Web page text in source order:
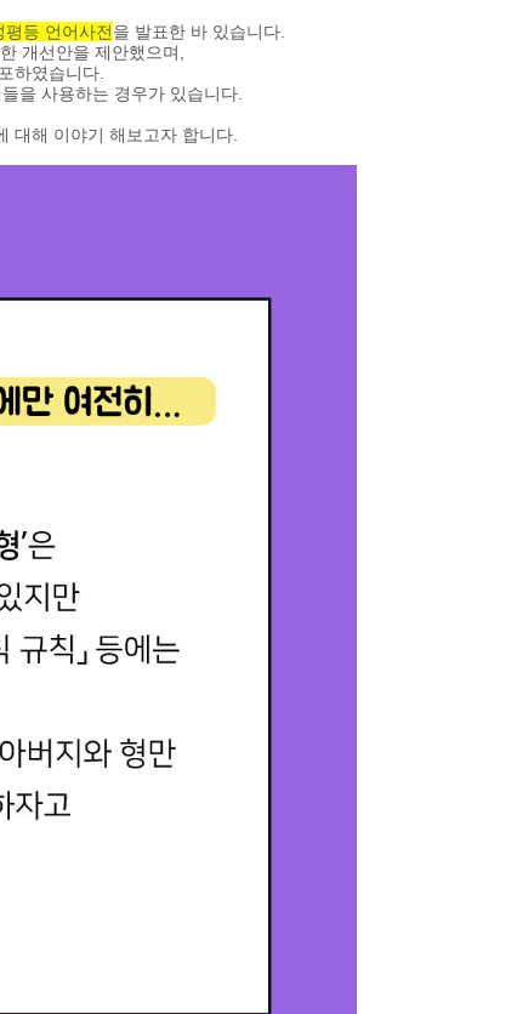
평등 언어사전을 발표한 바 있습니다.
개선안을 제안했으며,
하였습니다.
을 사용하는 경우가 있습니다.
대해 이야기 해보고자 합니다.